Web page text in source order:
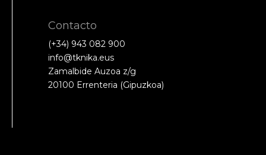
Contacto
(+34) 943 082 900
info@tknika.eus
Zamalbide Auzoa z/g
20100 Errenteria (Gipuzkoa)